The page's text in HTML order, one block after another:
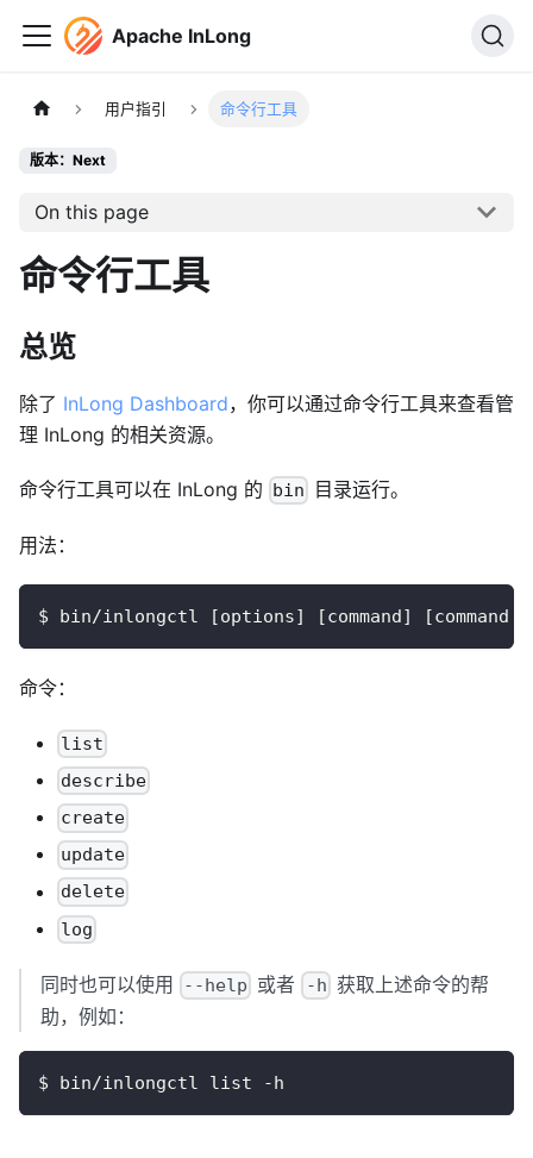
Apache InLong
用户指引 命令行工具
版本：Next
On this page
命令行工具
总览
除了 InLong Dashboard，你可以通过命令行工具来查看管
理 InLong 的相关资源。
命令行工具可以在 InLong 的 bin 目录运行。
用法：
$ bin/inlongctl [options] [command] [command
命令：
list
describe
create
update
delete
log
同时也可以使用 --help 或者 -h 获取上述命令的帮
助，例如：
$ bin/inlongctl list -h